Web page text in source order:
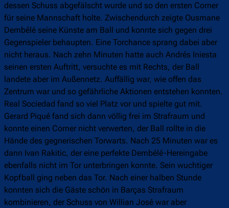
dessen Schuss abgefälscht wurde und so den ersten Corner
für seine Mannschaft holte. Zwischendurch zeigte Ousmane
Dembélé seine Künste am Ball und konnte sich gegen drei
Gegenspieler behaupten. Eine Torchance sprang dabei aber
nicht heraus. Nach zehn Minuten hatte auch Andrés Iniesta
seinen ersten Auftritt, versuchte es mit Rechts, der Ball
landete aber im Außennetz. Auffällig war, wie offen das
Zentrum war und so gefährliche Aktionen entstehen konnten.
Real Sociedad fand so viel Platz vor und spielte gut mit.
Gerard Piqué fand sich dann völlig frei im Strafraum und
konnte einen Corner nicht verwerten, der Ball rollte in die
Hände des gegnerischen Torwarts. Nach 25 Minuten war es
dann Ivan Rakitic, der eine perfekte Dembélé-Hereingabe
ebenfalls nicht im Tor unterbringen konnte. Sein wuchtiger
Kopfball ging neben das Tor. Nach einer halben Stunde
konnten sich die Gäste schön in Barças Strafraum
kombinieren, der Schuss von Willian José war aber